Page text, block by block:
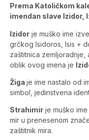
Prema Katoličkom
imendan slave Izidor,
Izidor je muško ime
grčkog Isidoros, Isis +
zaštitnica
oblik ovog imena je
Žiga je ime nastalo od
simbol, jedinstvena
Strahimir je muško
mir u prenesenom
zaštitnik mira.